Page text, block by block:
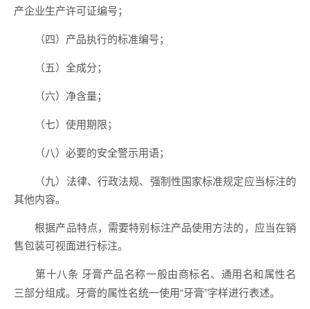
产企业生产许可证编号；
（四）产品执行的标准编号；
（五）全成分；
（六）净含量；
（七）使用期限；
（八）必要的安全警示用语；
（九）法律、行政法规、强制性国家标准规定应当标注的
其他内容。
根据产品特点，需要特别标注产品使用方法的，应当在销
售包装可视面进行标注。
第十八条 牙膏产品名称一般由商标名、通用名和属性名
三部分组成。牙膏的属性名统一使用“牙膏”字样进行表述。